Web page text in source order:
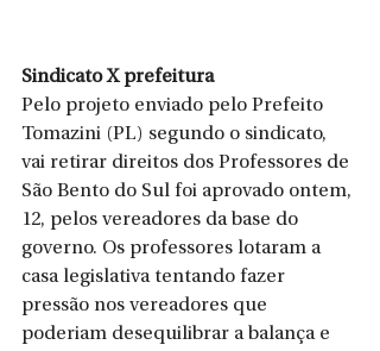
Sindicato X prefeitura
Pelo projeto enviado pelo Prefeito
Tomazini (PL) segundo o sindicato,
vai retirar direitos dos Professores de
São Bento do Sul foi aprovado ontem,
12, pelos vereadores da base do
governo. Os professores lotaram a
casa legislativa tentando fazer
pressão nos vereadores que
poderiam desequilibrar a balança e